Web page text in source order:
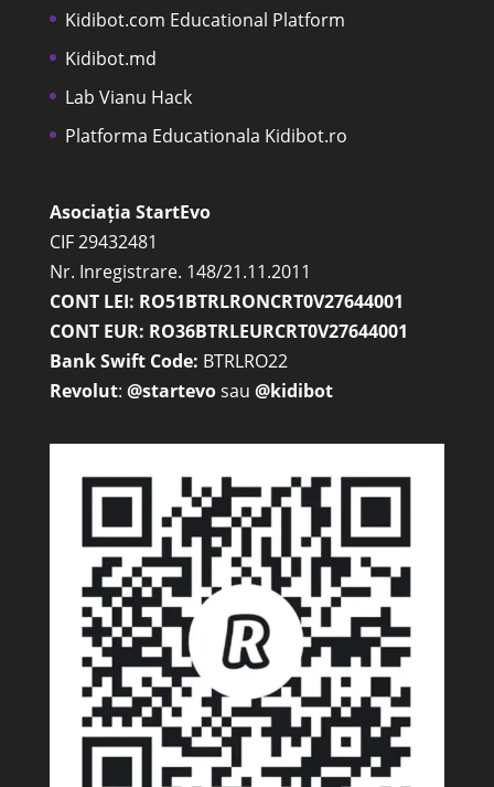
Kidibot.com Educational Platform
Kidibot.md
Lab Vianu Hack
Platforma Educationala Kidibot.ro
Asociația StartEvo
CIF 29432481
Nr. Inregistrare. 148/21.11.2011
CONT LEI: RO51BTRLRONCRT0V27644001
CONT EUR: RO36BTRLEURCRT0V27644001
Bank Swift Code: BTRLRO22
Revolut: @startevosau @kidibot